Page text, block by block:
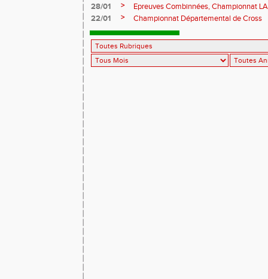
28/01
>
Epreuves Combinnées, Championnat
22/01
> Championnat Départemental de Cross